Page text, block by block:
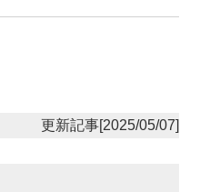
更新記事[2025/05/07]